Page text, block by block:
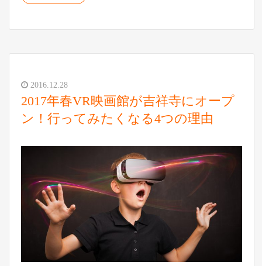
2016.12.28
2017年春VR映画館が吉祥寺にオープ
ン！行ってみたくなる4つの理由